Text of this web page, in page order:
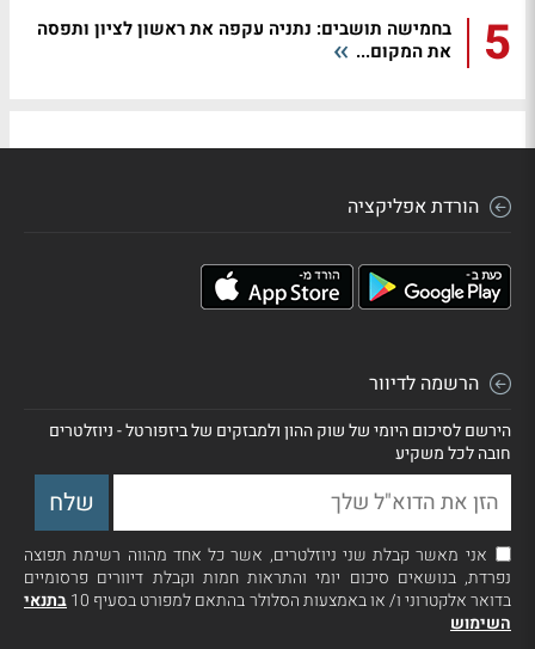
5
בחמישה תושבים: נתניה עקפה את ראשון לציון ותפסה
את המקום...
הורדת אפליקציה
הרשמה לדיוור
הירשם לסיכום היומי של שוק ההון ולמבזקים של ביזפורטל - ניוזלטרים
חובה לכל משקיע
אני מאשר קבלת שני ניוזלטרים, אשר כל אחד מהווה רשימת תפוצה
נפרדת, בנושאים סיכום יומי והתראות חמות וקבלת דיוורים פרסומיים
בדואר אלקטרוני ו/ או באמצעות הסלולר בהתאם למפורט בסעיף 10
בתנאי
השימוש